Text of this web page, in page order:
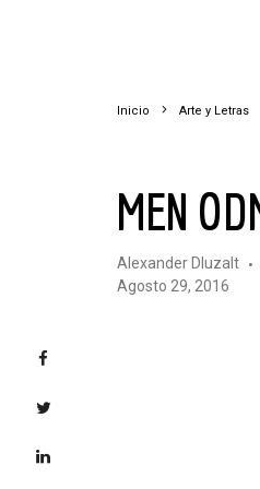
Inicio Arte y Letras
MEN
Alexander Dluzalt
agosto 29, 2016